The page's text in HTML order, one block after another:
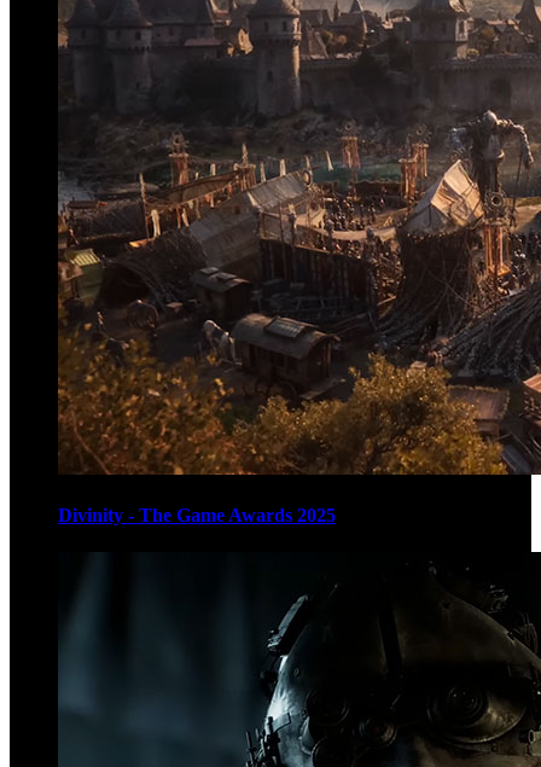
Divinity - The Game Awards 2025